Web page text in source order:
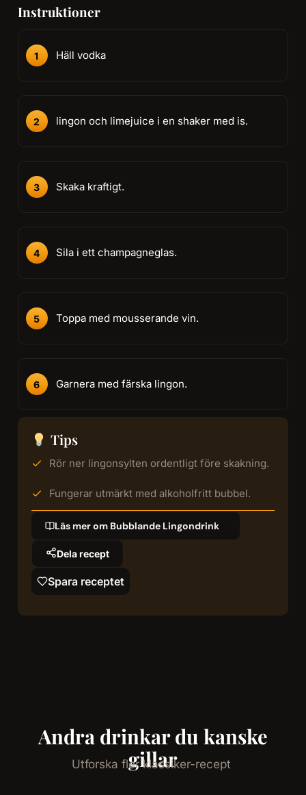
Instruktioner
Häll vodka
lingon och limejuice i en shaker med is.
Skaka kraftigt.
Sila i ett champagneglas.
Toppa med mousserande vin.
Garnera med färska lingon.
Tips
Rör ner lingonsylten ordentligt före skakning.
Fungerar utmärkt med alkoholfritt bubbel.
Läs mer om Bubblande Lingondrink
Dela recept
Spara receptet
Andra drinkar du kanske
gillar
Utforska fler klassiker-recept